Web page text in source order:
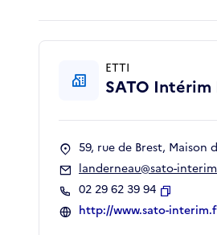
ETTI
SATO Intérim
59, rue de Brest, Maison
landerneau@sato-
02 29 62 39 94
Copier
http://www.sato-